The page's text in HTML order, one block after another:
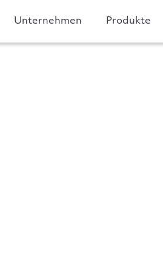
Unternehmen Produkte